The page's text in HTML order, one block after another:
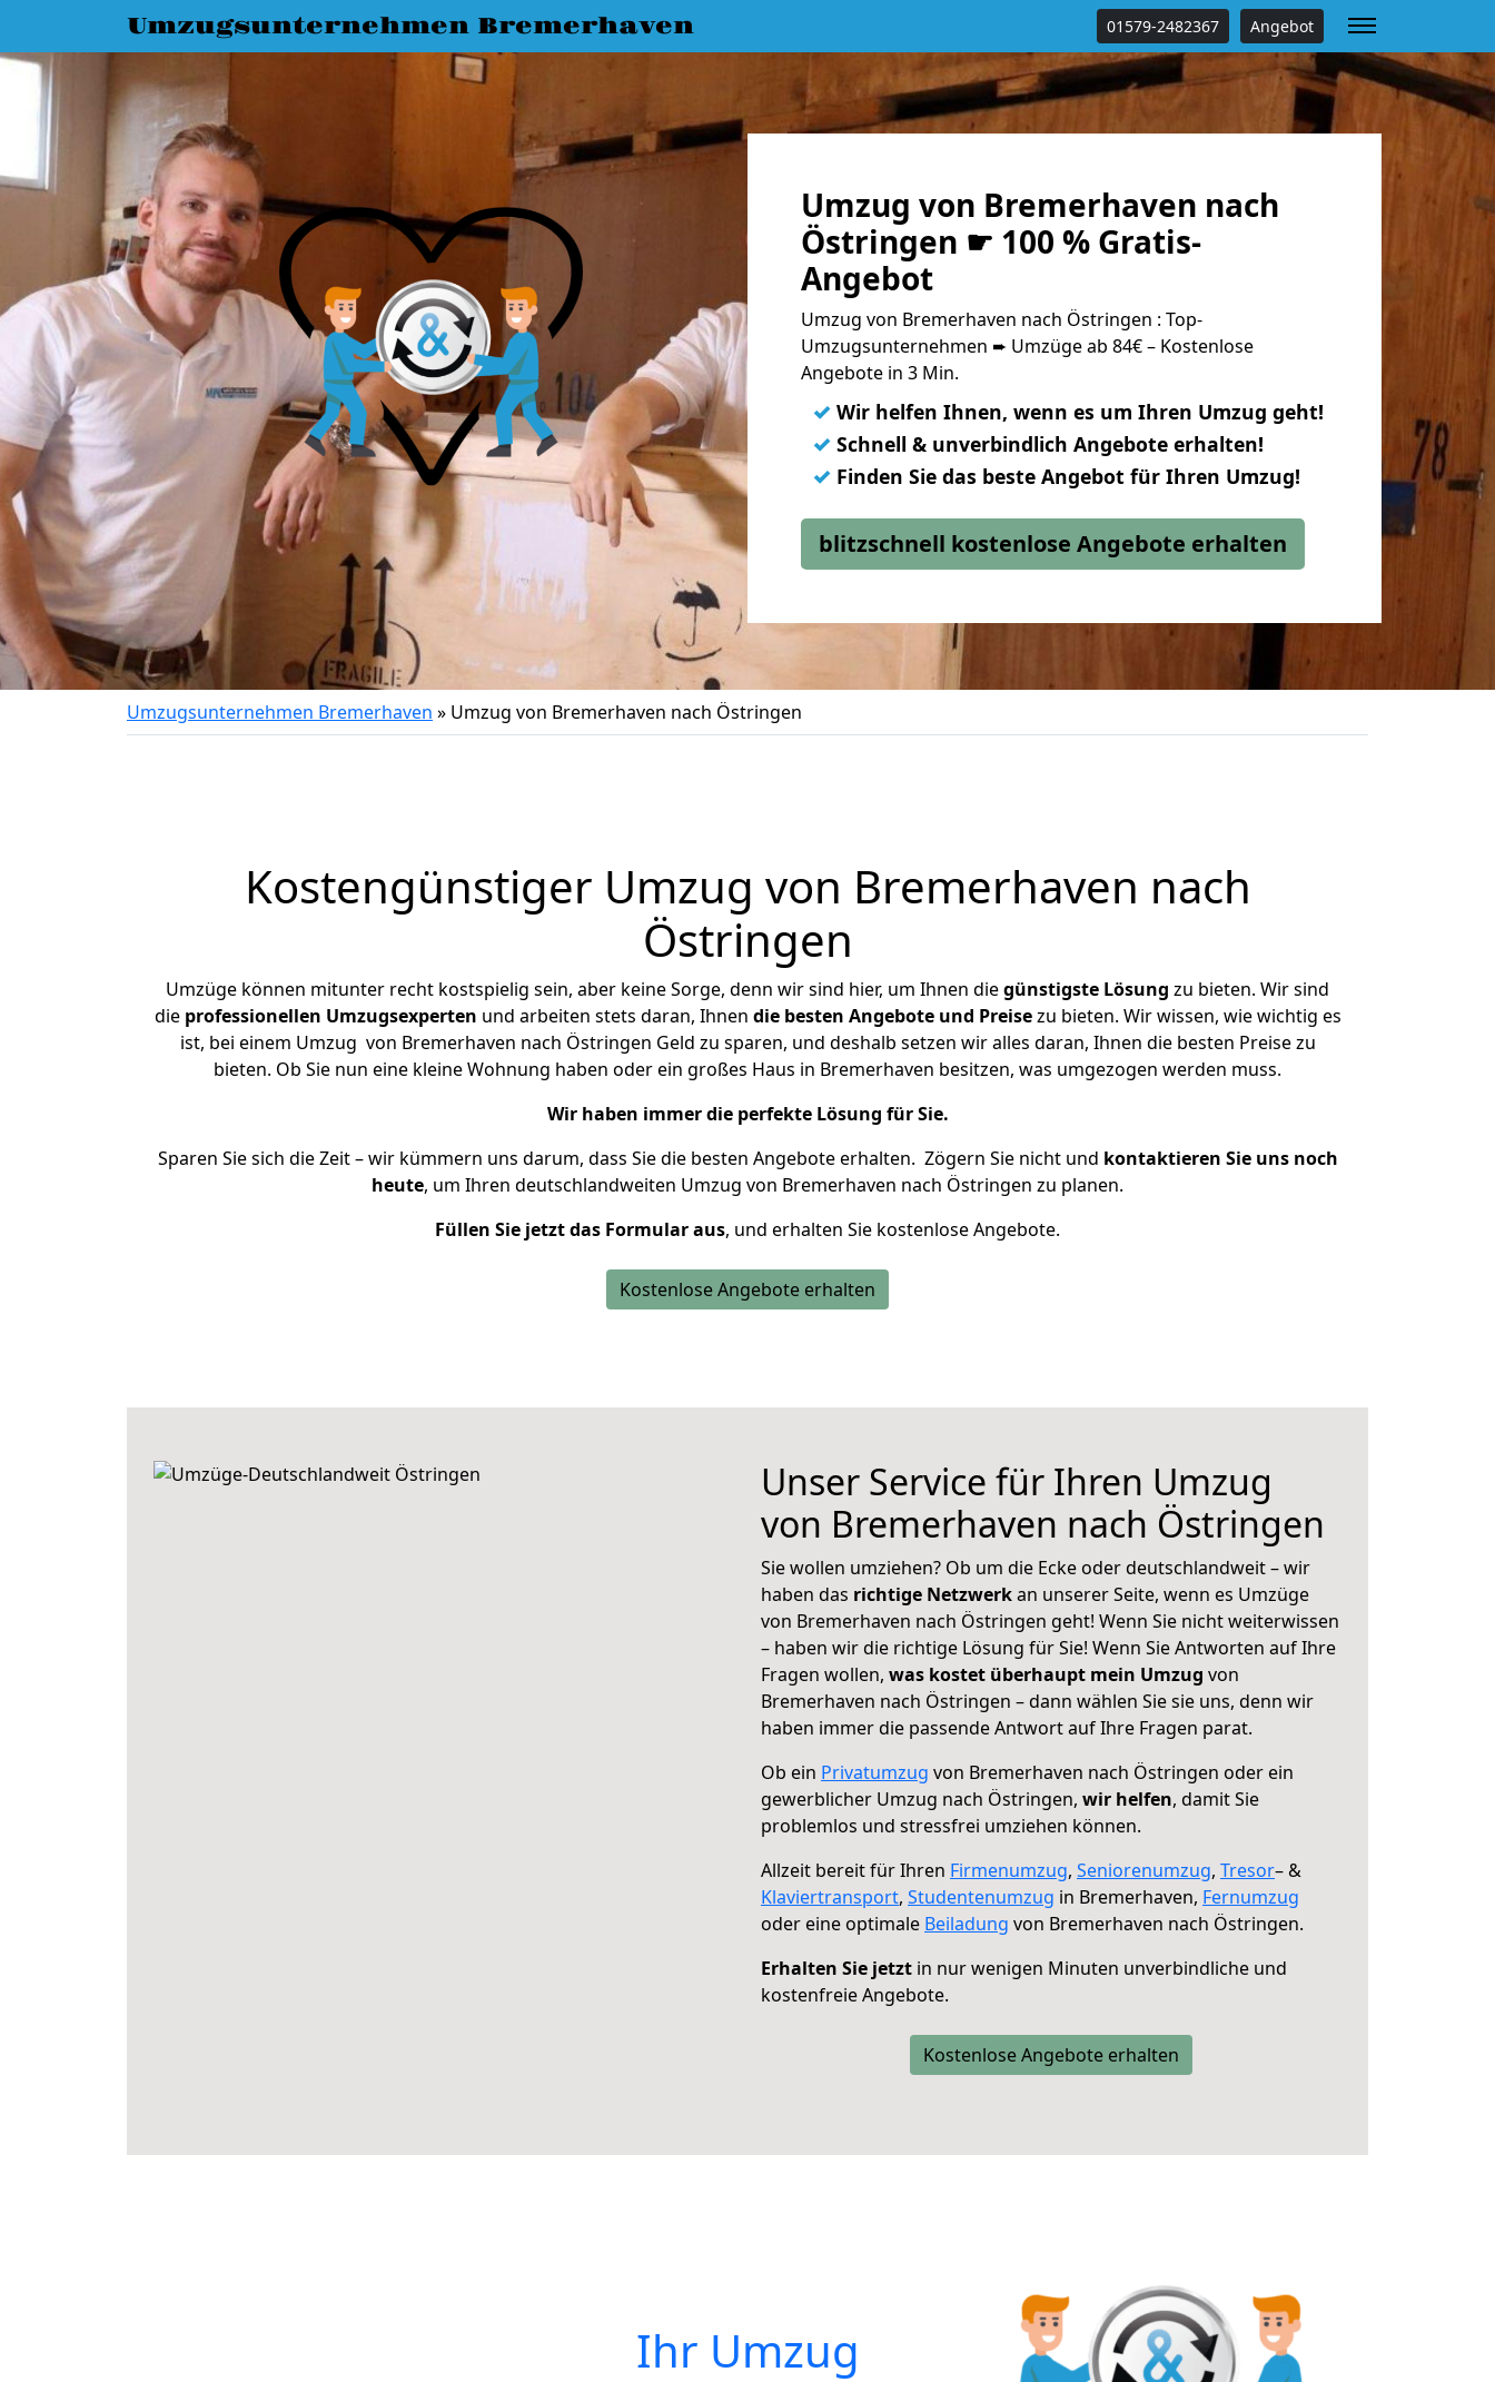
Umzugsunternehmen Bremerhaven 01579-2482367 Angebot
Umzug von Bremerhaven nach
Östringen ☛ 100 % Gratis-
Angebot
Umzug von Bremerhaven nach Östringen : Top-
Umzugsunternehmen ➨ Umzüge ab 84€ – Kostenlose
Angebote in 3 Min.
✓ Wir helfen Ihnen, wenn es um Ihren Umzug geht!
✓ Schnell & unverbindlich Angebote erhalten!
✓ Finden Sie das beste Angebot für Ihren Umzug!
blitzschnell kostenlose Angebote erhalten
Umzugsunternehmen Bremerhaven » Umzug von Bremerhaven nach Östringen
Kostengünstiger Umzug von Bremerhaven nach
Östringen
Umzüge können mitunter recht kostspielig sein, aber keine Sorge, denn wir sind hier, um Ihnen diegünstigste Lösung zu bieten. Wir sind
die professionellen Umzugsexperten und arbeiten stets daran, Ihnen die besten Angebote und Preisezu bieten. Wir wissen, wie wichtig es
ist, bei einem Umzug von Bremerhaven nach Östringen Geld zu sparen, und deshalb setzen wir alles daran, Ihnen die besten Preise zu
bieten. Ob Sie nun eine kleine Wohnung haben oder ein großes Haus in Bremerhaven besitzen, was umgezogen werden muss.
Wir haben immer die perfekte Lösung für Sie.
Sparen Sie sich die Zeit – wir kümmern uns darum, dass Sie die besten Angebote erhalten. Zögern Sie nicht und kontaktieren Sie uns noch
heute, um Ihren deutschlandweiten Umzug von Bremerhaven nach Östringen zu planen.
Füllen Sie jetzt das Formular aus, und erhalten Sie kostenlose Angebote.
Kostenlose Angebote erhalten
Unser Service für Ihren Umzug
von Bremerhaven nach Östringen
Sie wollen umziehen? Ob um die Ecke oder deutschlandweit – wir
haben das richtige Netzwerkan unserer Seite, wenn es Umzüge
von Bremerhaven nach Östringen geht! Wenn Sie nicht weiterwissen
– haben wir die richtige Lösung für Sie! Wenn Sie Antworten auf Ihre
Fragen wollen, was kostet überhaupt mein Umzug von
Bremerhaven nach Östringen – dann wählen Sie sie uns, denn wir
haben immer die passende Antwort auf Ihre Fragen parat.
Ob ein Privatumzug von Bremerhaven nach Östringen oder ein
gewerblicher Umzug nach Östringen, wir helfen, damit Sie
problemlos und stressfrei umziehen können.
Allzeit bereit für Ihren Firmenumzug, Seniorenumzug, Tresor– &
Klaviertransport, Studentenumzug in Bremerhaven, Fernumzug
oder eine optimale Beiladung von Bremerhaven nach Östringen.
Erhalten Sie jetzt in nur wenigen Minuten unverbindliche und
kostenfreie Angebote.
Kostenlose Angebote erhalten
Ihr Umzug